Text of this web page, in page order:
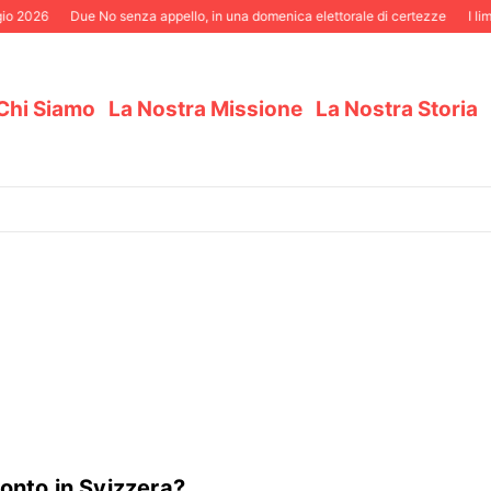
Due No senza appello, in una domenica elettorale di certezze I limiti
Siamo La Nostra Missione La Nostra Storia